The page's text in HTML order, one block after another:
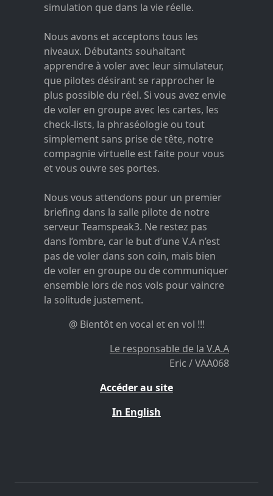
simulation que dans la vie réelle.
Nous avons et acceptons tous les
niveaux. Débutants souhaitant
apprendre à voler avec leur simulateur,
que pilotes désirant se rapprocher le
plus possible du réel. Si vous avez envie
de voler en groupe avec les cartes, les
check-lists, la phraséologie ou tout
simplement sans prise de tête, notre
compagnie virtuelle est faite pour vous
et vous ouvre ses portes.
Nous vous attendons pour un premier
briefing dans la salle pilote de notre
serveur Teamspeak3. Ne restez pas
dans l’ombre, car le but d’une V.A n’est
pas de voler dans son coin, mais bien
de voler en groupe ou de communiquer
ensemble lors de nos vols pour vaincre
la solitude justement.
@ Bientôt en vocal et en vol !!!
Le responsable de la V.A.A
Eric / VAA068
Accéder au site
In English